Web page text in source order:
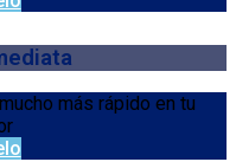
más rápido en tu